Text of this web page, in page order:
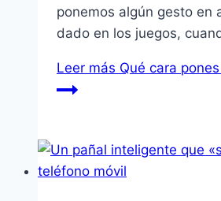
ponemos algún gesto en
dado en los juegos,
Leer más Qué cara